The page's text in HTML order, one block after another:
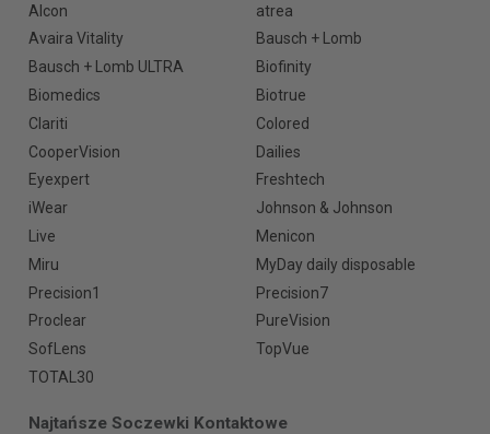
Alcon
atrea
Avaira Vitality
Bausch + Lomb
Bausch + Lomb ULTRA
Biofinity
Biomedics
Biotrue
Clariti
Colored
CooperVision
Dailies
Eyexpert
Freshtech
iWear
Johnson & Johnson
Live
Menicon
Miru
MyDay daily disposable
Precision1
Precision7
Proclear
PureVision
SofLens
TopVue
TOTAL30
Najtańsze Soczewki Kontaktowe